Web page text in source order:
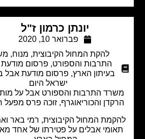
יונתן כרמון ז"ל
פברואר 10, 2020
להקת המחול הקיבוצית,מנוח,משרד
התרבות והספורט,פרסום מודעת אבל
בעיתון הארץ,פרסום מודעת אבל בעיתון
ישראל היום
התרבות והספורט אבל על מותו של
והכוריאוגרף, זוכה פרס מפעל חיים.
המחול הקיבוצית, רמי באר ואמירה
אבלים על פטירתו של אחד מאבות